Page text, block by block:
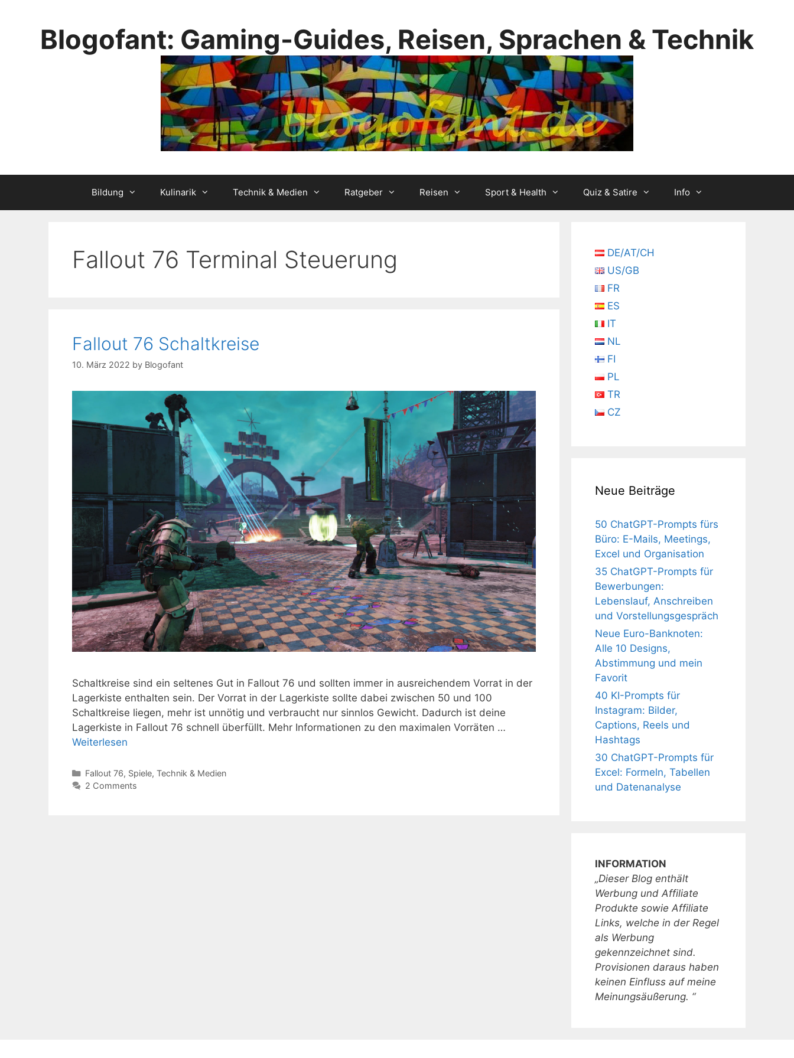
Blogofant: Gaming-Guides, Reisen, Sprachen & Technik
Bildung Kulinarik Technik & Medien Ratgeber Reisen Sport & Health Quiz & Satire Info
Fallout 76 Terminal Steuerung
Fallout 76 Schaltkreise
10. März 2022 by Blogofant
Schaltkreise sind ein seltenes Gut in Fallout 76 und sollten immer in ausreichendem Vorrat in der
Lagerkiste enthalten sein. Der Vorrat in der Lagerkiste sollte dabei zwischen 50 und 100
Schaltkreise liegen, mehr ist unnötig und verbraucht nur sinnlos Gewicht. Dadurch ist deine
Lagerkiste in Fallout 76 schnell überfüllt. Mehr Informationen zu den maximalen Vorräten …
Weiterlesen
Kategorien
Fallout 76, Spiele, Technik & Medien
2 Comments
DE/AT/CH
US/GB
FR
ES
IT
NL
FI
PL
TR
CZ
Neue Beiträge
50 ChatGPT-Prompts fürs
Büro: E-Mails, Meetings,
Excel und Organisation
35 ChatGPT-Prompts für
Bewerbungen:
Lebenslauf, Anschreiben
und Vorstellungsgespräch
Neue Euro-Banknoten:
Alle 10 Designs,
Abstimmung und mein
Favorit
40 KI-Prompts für
Instagram: Bilder,
Captions, Reels und
Hashtags
30 ChatGPT-Prompts für
Excel: Formeln, Tabellen
und Datenanalyse
INFORMATION
„Dieser Blog enthält
Werbung und Affiliate
Produkte sowie Affiliate
Links, welche in der Regel
als Werbung
gekennzeichnet sind.
Provisionen daraus haben
keinen Einfluss auf meine
Meinungsäußerung. “